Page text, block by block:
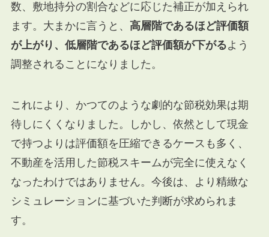
数、敷地持分の割合などに応じた補正が加えられ
ます。大まかに言うと、 高層階であるほど評価額
が上がり、低層階であるほど評価額が下がるよう
調整されることになりました。
これにより、かつてのような劇的な節税効果は期
待しにくくなりました。しかし、依然として現金
で持つよりは評価額を圧縮できるケースも多く、
不動産を活用した節税スキームが完全に使えなく
なったわけではありません。今後は、より精緻な
シミュレーションに基づいた判断が求められま
す。